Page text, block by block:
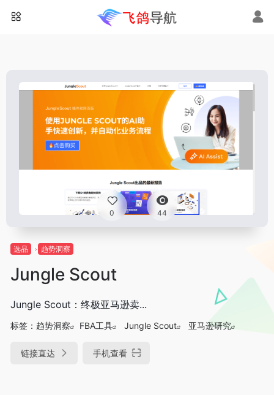
0 44
选品 趋势洞察
Jungle Scout
Jungle Scout：终极亚马逊卖...
标签： 趋势洞察 FBA工具 Jungle Scout 亚马逊研究
链接直达 手机查看